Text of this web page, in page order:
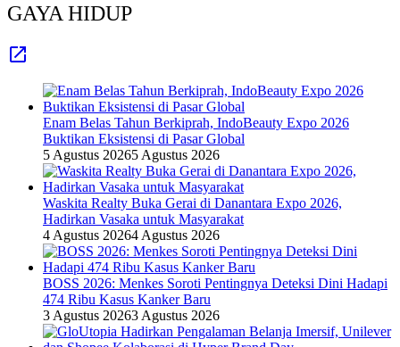
GAYA HIDUP
Enam Belas Tahun Berkiprah, IndoBeauty Expo 2026
Buktikan Eksistensi di Pasar Global
5 Agustus 20265 Agustus 2026
Waskita Realty Buka Gerai di Danantara Expo 2026,
Hadirkan Vasaka untuk Masyarakat
4 Agustus 20264 Agustus 2026
BOSS 2026: Menkes Soroti Pentingnya Deteksi Dini Hadapi
474 Ribu Kasus Kanker Baru
3 Agustus 20263 Agustus 2026